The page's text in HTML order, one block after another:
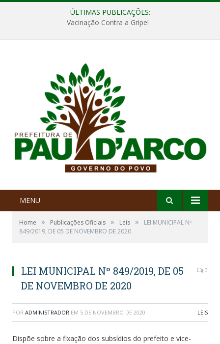
ÚLTIMAS PUBLICAÇÕES:
Vacinação Contra a Gripe!
MENU
Home » Publicações Oficiais » Leis »
LEI MUNICIPAL Nº
849/2019, DE 05 DE NOVEMBRO DE 2020
LEI MUNICIPAL Nº 849/2019, DE 05
DE NOVEMBRO DE 2020
0
POR ADMINISTRADOR EM 5 DE NOVEMBRO DE 2020 LEIS
Dispõe sobre a fixação dos subsídios do prefeito e vice-